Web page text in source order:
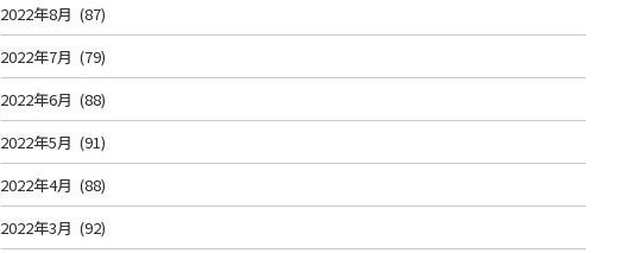
2022年8月 (87)
2022年7月 (79)
2022年6月 (88)
2022年5月 (91)
2022年4月 (88)
2022年3月 (92)